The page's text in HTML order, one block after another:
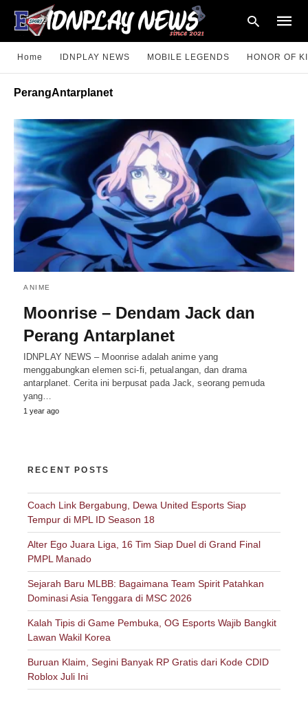
your
search
query
and
hit
enter:
Home IDNPLAY NEWS MOBILE LEGENDS HONOR OF
PerangAntarplanet
ANIME
Moonrise – Dendam Jack dan
Perang Antarplanet
IDNPLAY NEWS – Moonrise adalah anime yang
menggabungkan elemen sci-fi, petualangan, dan drama
antarplanet. Cerita ini berpusat pada Jack, seorang pemuda
yang…
1 year ago
RECENT POSTS
Coach Link Bergabung, Dewa United Esports Siap
Tempur di MPL ID Season 18
Alter Ego Juara Liga, 16 Tim Siap Duel di Grand Final
PMPL Manado
Sejarah Baru MLBB: Bagaimana Team Spirit Patahkan
Dominasi Asia Tenggara di MSC 2026
Kalah Tipis di Game Pembuka, OG Esports Wajib Bangkit
Lawan Wakil Korea
Buruan Klaim, Segini Banyak RP Gratis dari Kode CDID
Roblox Juli Ini